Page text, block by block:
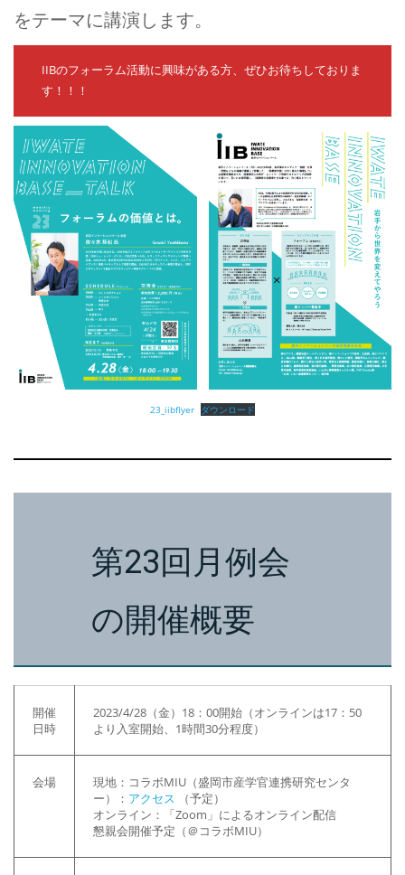
をテーマに講演します。
IIBのフォーラム活動に興味がある方、ぜひお待ちしておりま
す！！！
23_iibflyer ダウンロード
第23回月例会
の開催概要
開催
日時
2023/4/28（金）18：00開始（オンラインは17：50
より入室開始、1時間30分程度）
会場
現地：コラボMIU（盛岡市産学官連携研究センタ
ー）： アクセス
（予定）
オンライン：「Zoom」によるオンライン配信
懇親会開催予定（＠コラボMIU）